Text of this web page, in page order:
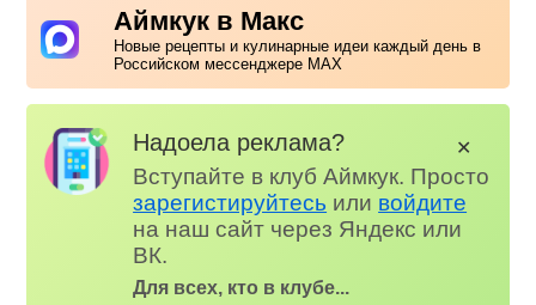
Аймкук в Макс
Новые рецепты и кулинарные идеи каждый день в
Российском мессенджере MAX
Надоела реклама?
Вступайте в клуб Аймкук. Просто
зарегистируйтесь или войдите
на наш сайт через Яндекс или
ВК.
Для всех, кто в клубе...
✕